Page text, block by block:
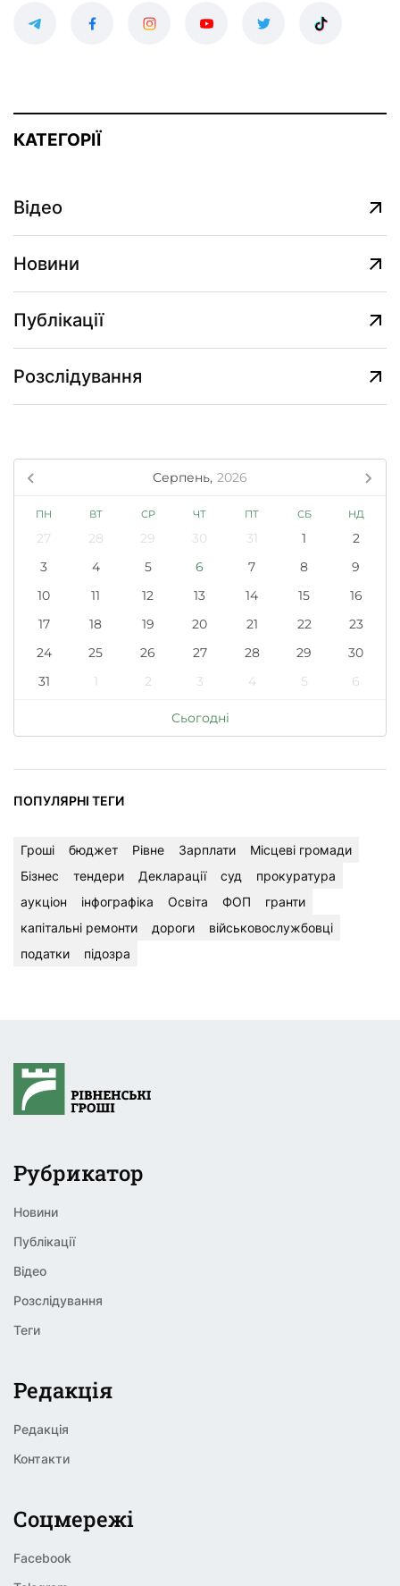
КАТЕГОРІЇ
Відео
Новини
Публікації
Розслідування
Серпень, 2026
ПН ВТ СР ЧТ ПТ СБ НД
27 28 29 30 31 1
2
3
4 5 6 7 8
9
10
11 12 13 14 15
16
17
18 19 20 21 22
23
24
25 26 27 28 29
30
31
1 2 3 4 5 6
Сьогодні
ПОПУЛЯРНІ ТЕГИ
Гроші бюджет Рівне Зарплати
Місцеві громади
Бізнес
тендери Декларації суд
прокуратура
аукціон
інфографіка Освіта ФОП
гранти
капітальні ремонти
дороги
військовослужбовці
податки
підозра
Рубрикатор
Новини
Публікації
Відео
Розслідування
Теги
Редакція
Редакція
Контакти
Соцмережі
Facebook